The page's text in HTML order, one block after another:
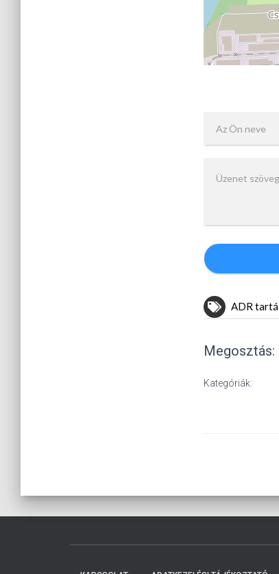
ADR
Megosztás:
Kategóriák: